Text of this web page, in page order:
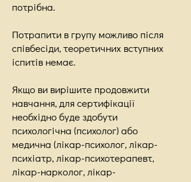
потрібна.
Потрапити в групу можливо після
співбесіди, теоретичних вступних
іспитів немає.
Якщо ви вирішите продовжити
навчання, для сертифікації
необхідно буде здобути
психологічна (психолог) або
медична (лікар-психолог, лікар-
психіатр, лікар-психотерапевт,
лікар-нарколог, лікар-